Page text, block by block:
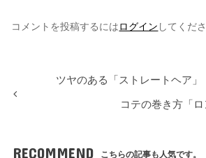
コメントを投稿するにはログイン してくださ
ツヤのある「ストレートヘア」
コテの巻き方「ロ
RECOMMEND こちらの記事も人気です。